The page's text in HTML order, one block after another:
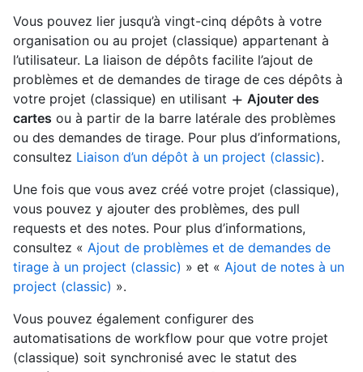
Vous pouvez lier jusqu’à vingt-cinq dépôts à votre
organisation ou au projet (classique) appartenant à
l’utilisateur. La liaison de dépôts facilite l’ajout de
problèmes et de demandes de tirage de ces dépôts à
votre projet (classique) en utilisant
Ajouter des
cartes ou à partir de la barre latérale des problèmes
ou des demandes de tirage. Pour plus d’informations,
consultez Liaison d’un dépôt à un project (classic).
Une fois que vous avez créé votre projet (classique),
vous pouvez y ajouter des problèmes, des pull
requests et des notes. Pour plus d’informations,
consultez « Ajout de problèmes et de demandes de
tirage à un project (classic) » et « Ajout de notes à un
project (classic) ».
Vous pouvez également configurer des
automatisations de workflow pour que votre projet
(classique) soit synchronisé avec le statut des